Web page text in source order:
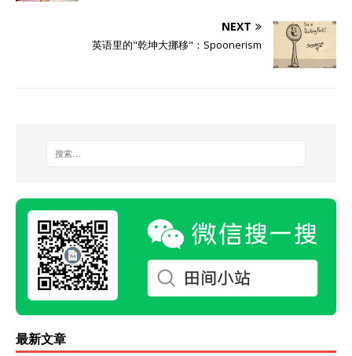
NEXT
英语里的"乾坤大挪移"：Spoonerism
最新文章